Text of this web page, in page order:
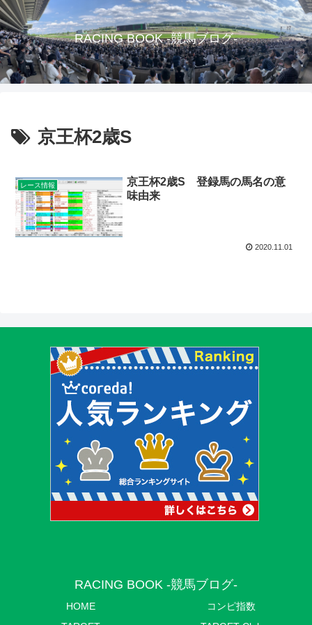
RACING BOOK -競馬ブログ-
京王杯2歳S
レース情報
京王杯2歳S 登録馬の馬名の意
味由来
2020.11.01
RACING BOOK -競馬ブログ-
HOME
コンピ指数